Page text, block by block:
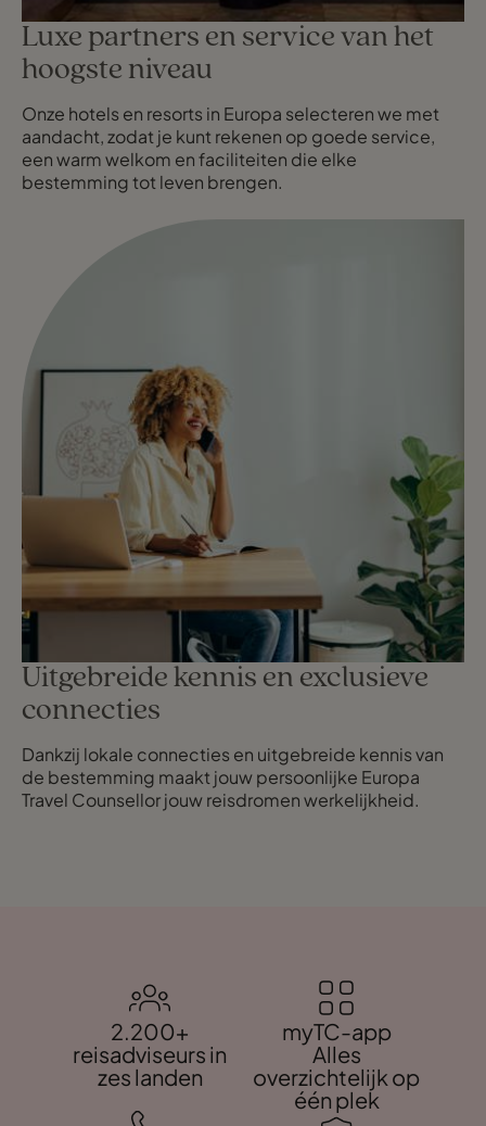
Luxe partners en service van het
hoogste niveau
Onze hotels en resorts in Europa selecteren we met
aandacht, zodat je kunt rekenen op goede service,
een warm welkom en faciliteiten die elke
bestemming tot leven brengen.
Uitgebreide kennis en exclusieve
connecties
Dankzij lokale connecties en uitgebreide kennis van
de bestemming maakt jouw persoonlijke Europa
Travel Counsellor jouw reisdromen werkelijkheid.
2.200+
reisadviseurs in
zes landen
myTC-app
Alles
overzichtelijk op
één plek